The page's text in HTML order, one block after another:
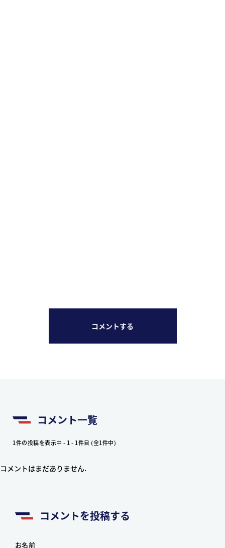
コメントする
コメント一覧
1件の投稿を表示中 - 1 - 1件目 (全1件中)
コメントはまだありません.
コメントを投稿する
お名前